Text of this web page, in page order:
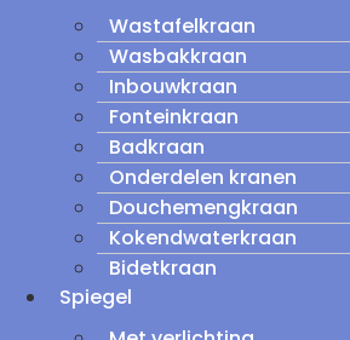
Wastafelkraan
Wasbakkraan
Inbouwkraan
Fonteinkraan
Badkraan
Onderdelen kranen
Douchemengkraan
Kokendwaterkraan
Bidetkraan
Spiegel